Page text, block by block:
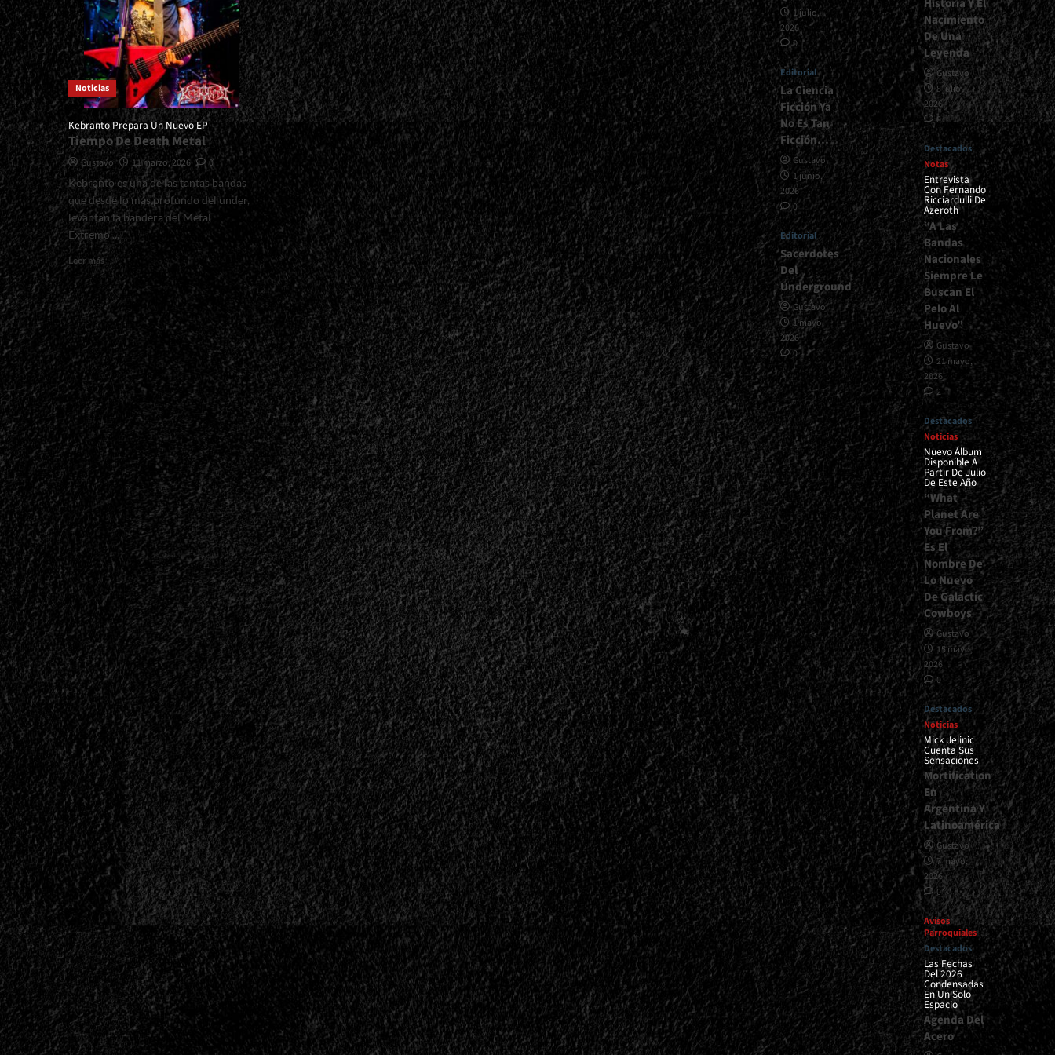
Noticias
Kebranto Prepara Un Nuevo EP
Tiempo De Death Metal
Gustavo 11 marzo, 2026
0
Kebranto es una de las tantas bandas
que desde lo más profundo del under,
levantan la bandera del Metal
Extremo....
Leer másRead
more
about
<small>Kebranto
Prepara
Un
Nuevo
EP<span>
|
</span>
</small>
<div>Tiempo
De
Death
Metal</div>
1 julio,
2026
0
Editorial
La Ciencia
Ficción Ya
No Es Tan
Ficción…
Gustavo
1 junio,
2026
0
Editorial
Sacerdotes
Del
Underground
Gustavo
1 mayo,
2026
0
Historia Y El
Nacimiento
De Una
Leyenda
Gustavo
8 julio,
2026
0
Destacados
Notas
Entrevista
Con Fernando
Ricciardulli De
Azeroth
“A Las
Bandas
Nacionales
Siempre Le
Buscan El
Pelo Al
Huevo”
Gustavo
21 mayo,
2026
2
Destacados
Noticias
Nuevo Álbum
Disponible A
Partir De Julio
De Este Año
“What
Planet Are
You From?”
Es El
Nombre De
Lo Nuevo
De Galactic
Cowboys
Gustavo
15 mayo,
2026
0
Destacados
Noticias
Mick Jelinic
Cuenta Sus
Sensaciones
Mortification
En
Argentina Y
Latinoamérica
Gustavo
7 mayo,
2026
0
Avisos
Parroquiales
Destacados
Las Fechas
Del 2026
Condensadas
En Un Solo
Espacio
Agenda Del
Acero